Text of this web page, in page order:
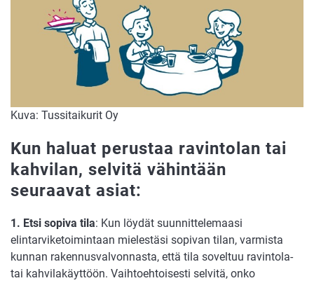
Kuva: Tussitaikurit Oy
Kun haluat perustaa ravintolan tai
kahvilan, selvitä vähintään
seuraavat asiat:
1. Etsi sopiva tila: Kun löydät suunnittelemaasi
elintarviketoimintaan mielestäsi sopivan tilan, varmista
kunnan rakennusvalvonnasta, että tila soveltuu ravintola-
tai kahvilakäyttöön. Vaihtoehtoisesti selvitä, onko